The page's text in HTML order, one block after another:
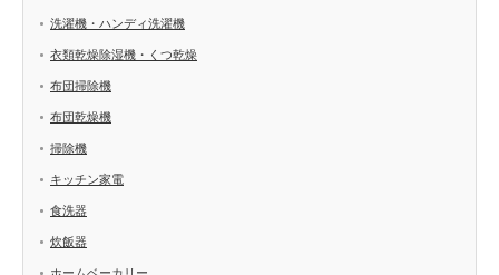
洗濯機・ハンディ洗濯機
衣類乾燥除湿機・くつ乾燥
布団掃除機
布団乾燥機
掃除機
キッチン家電
食洗器
炊飯器